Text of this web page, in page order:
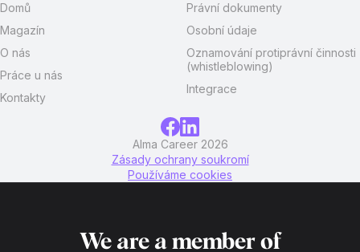
Domů
Magazín
O nás
Práce u nás
Kontakty
Právní dokumenty
Osobní údaje
Oznamování protiprávní činnosti
(whistleblowing)
Integrace
Alma Career 2026
Zásady ochrany soukromí
Používáme cookies
We are a member of